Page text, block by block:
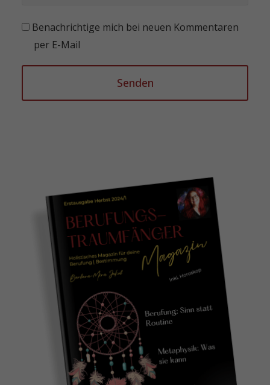
Benachrichtige mich bei neuen Kommentaren
per E-Mail
Senden